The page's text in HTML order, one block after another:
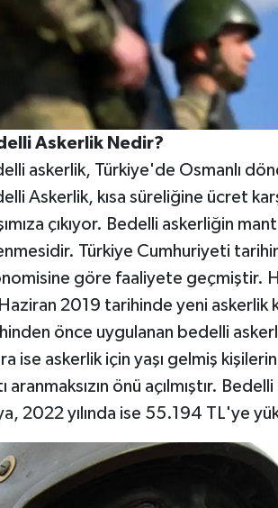
Askerlik Nedir?
askerlik, Türkiye'de Osmanlı
Askerlik, kısa süreliğine ücret
çıkıyor. Bedelli askerliğin
Türkiye Cumhuriyeti
göre faaliyete geçmiştir.
2019 tarihinde yeni askerlik
önce uygulanan bedelli
ise askerlik için yaşı gelmiş
aranmaksızın önü açılmıştır.
2022 yılında ise 55.194 TL'ye